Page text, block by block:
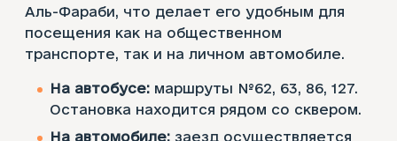
Аль-Фараби, что делает его удобным для
посещения как на общественном
транспорте, так и на личном автомобиле.
На автобусе: маршруты №62, 63, 86, 127.
Остановка находится рядом со сквером.
На автомобиле: заезд осуществляется